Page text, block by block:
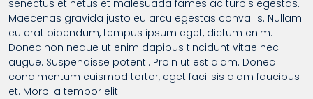
senectus et netus et malesuada fames ac turpis egestas.
Maecenas gravida justo eu arcu egestas convallis. Nullam
eu erat bibendum, tempus ipsum eget, dictum enim.
Donec non neque ut enim dapibus tincidunt vitae nec
augue. Suspendisse potenti. Proin ut est diam. Donec
condimentum euismod tortor, eget facilisis diam faucibus
et. Morbi a tempor elit.